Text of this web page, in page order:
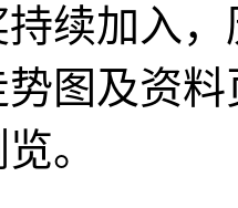
续加入
图及资
。